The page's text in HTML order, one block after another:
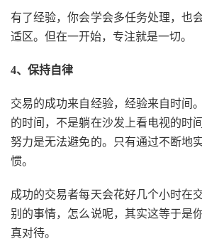
有了经验，你会学会多任务处理，也
适区。但在一开始，专注就是一切。
4、保持自律
交易的成功来自经验，经验来自时间
的时间，不是躺在沙发上看电视的时
努力是无法避免的。只有通过不断地
惯。
成功的交易者每天会花好几个小时在
别的事情，怎么说呢，其实这等于是
真对待。